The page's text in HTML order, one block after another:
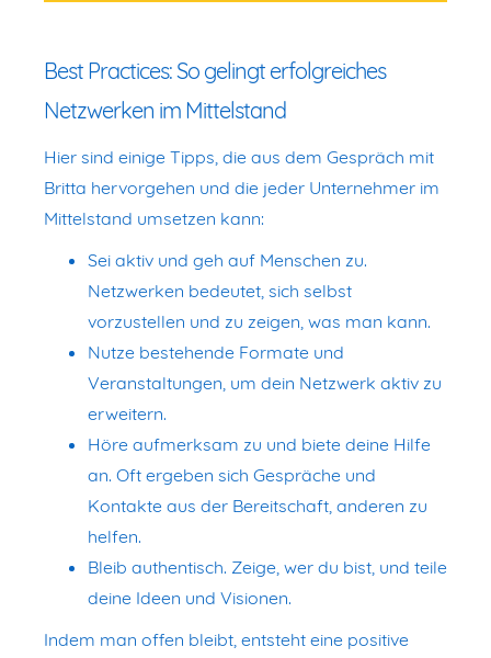
Best Practices: So gelingt erfolgreiches
Netzwerken im Mittelstand
Hier sind einige Tipps, die aus dem Gespräch mit
Britta hervorgehen und die jeder Unternehmer im
Mittelstand umsetzen kann:
Sei aktiv und geh auf Menschen zu.
Netzwerken bedeutet, sich selbst
vorzustellen und zu zeigen, was man kann.
Nutze bestehende Formate und
Veranstaltungen, um dein Netzwerk aktiv zu
erweitern.
Höre aufmerksam zu und biete deine Hilfe
an. Oft ergeben sich Gespräche und
Kontakte aus der Bereitschaft, anderen zu
helfen.
Bleib authentisch. Zeige, wer du bist, und teile
deine Ideen und Visionen.
Indem man offen bleibt, entsteht eine positive